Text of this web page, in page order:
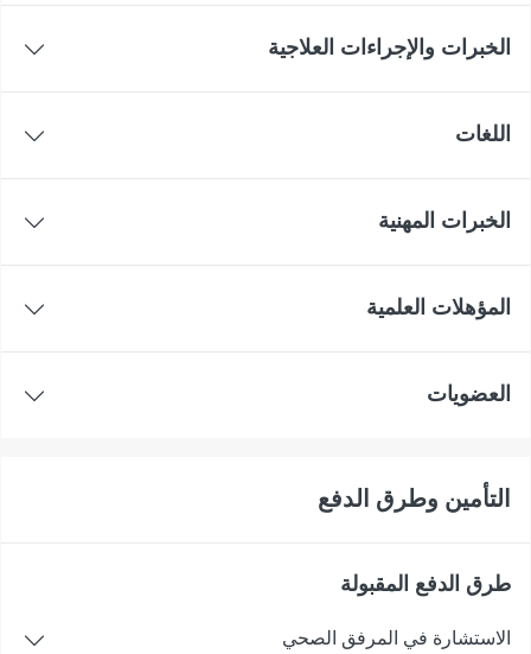
الخبرات والإجراءات العلاجية
اللغات
الخبرات المهنية
المؤهلات العلمية
العضويات
التأمين وطرق الدفع
طرق الدفع المقبولة
الاستشارة في المرفق الصحي